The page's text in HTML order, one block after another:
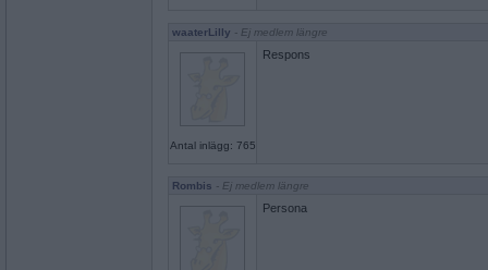
waaterLilly - Ej medlem längre
Antal inlägg: 765
Respons
Rombis - Ej medlem längre
Persona